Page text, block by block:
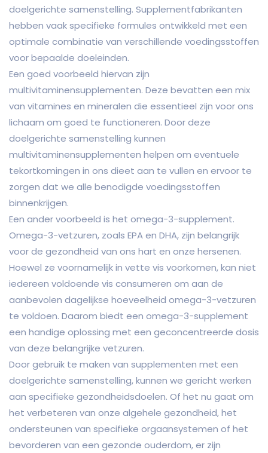
doelgerichte samenstelling. Supplementfabrikanten
hebben vaak specifieke formules ontwikkeld met een
optimale combinatie van verschillende voedingsstoffen
voor bepaalde doeleinden.
Een goed voorbeeld hiervan zijn
multivitaminensupplementen. Deze bevatten een mix
van vitamines en mineralen die essentieel zijn voor ons
lichaam om goed te functioneren. Door deze
doelgerichte samenstelling kunnen
multivitaminensupplementen helpen om eventuele
tekortkomingen in ons dieet aan te vullen en ervoor te
zorgen dat we alle benodigde voedingsstoffen
binnenkrijgen.
Een ander voorbeeld is het omega-3-supplement.
Omega-3-vetzuren, zoals EPA en DHA, zijn belangrijk
voor de gezondheid van ons hart en onze hersenen.
Hoewel ze voornamelijk in vette vis voorkomen, kan niet
iedereen voldoende vis consumeren om aan de
aanbevolen dagelijkse hoeveelheid omega-3-vetzuren
te voldoen. Daarom biedt een omega-3-supplement
een handige oplossing met een geconcentreerde dosis
van deze belangrijke vetzuren.
Door gebruik te maken van supplementen met een
doelgerichte samenstelling, kunnen we gericht werken
aan specifieke gezondheidsdoelen. Of het nu gaat om
het verbeteren van onze algehele gezondheid, het
ondersteunen van specifieke orgaansystemen of het
bevorderen van een gezonde ouderdom, er zijn